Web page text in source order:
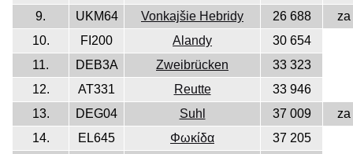
9.
UKM64 Vonkajšie Hebridy 26 688
za
10.
FI200 Alandy
30 654
11.
DEB3A Zweibrücken
33 323
12.
AT331 Reutte
33 946
13.
DEG04 Suhl 37 009
za
14.
EL645 Φωκίδα
37 205